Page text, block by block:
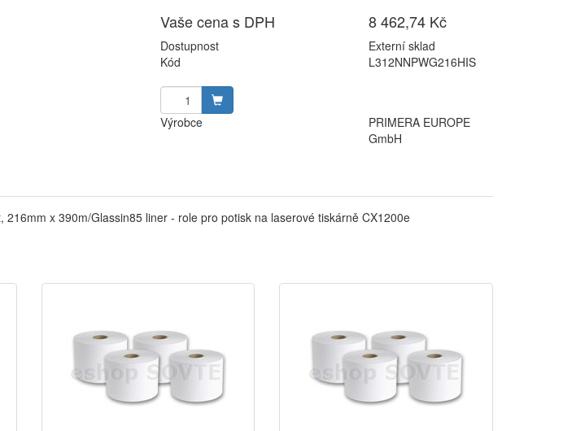
Vaše cena s DPH
8 462,74 Kč
Dostupnost
Externí sklad
Kód
L312NNPWG216HIS
Výrobce
PRIMERA EUROPE
GmbH
216mm x 390m/Glassin85 liner - role pro potisk na laserové tiskárně CX1200e